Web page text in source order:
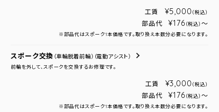
工賃 ¥5,000 （税込）
部品代 ¥176 （税込） ～
※部品代はスポーク1本価格です。取り換え本数分必要になります。
スポーク交換 （車輪脱着前輪） （電動アシスト）
前輪を外して、スポークを交換するお修理です。
工賃 ¥3,000 （税込）
部品代 ¥176 （税込） ～
※部品代はスポーク1本価格です。取り換え本数分必要になります。